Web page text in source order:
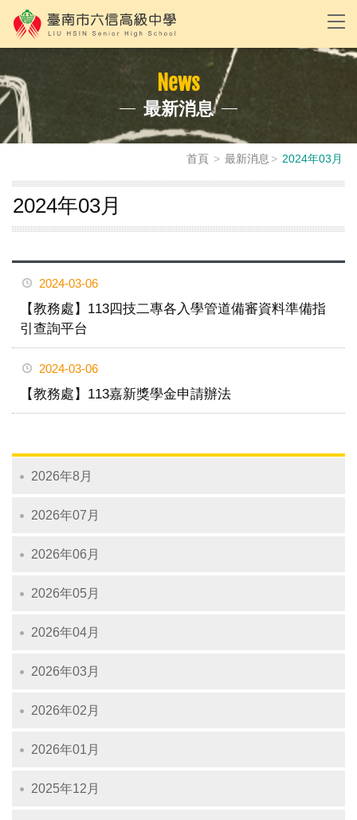
News
最新消息
首頁 最新消息 2024年03月
2024年03月
2024-03-06
【教務處】113四技二專各入學管道備審資料準備指
引查詢平台
2024-03-06
【教務處】113嘉新獎學金申請辦法
2026年8月
2026年07月
2026年06月
2026年05月
2026年04月
2026年03月
2026年02月
2026年01月
2025年12月